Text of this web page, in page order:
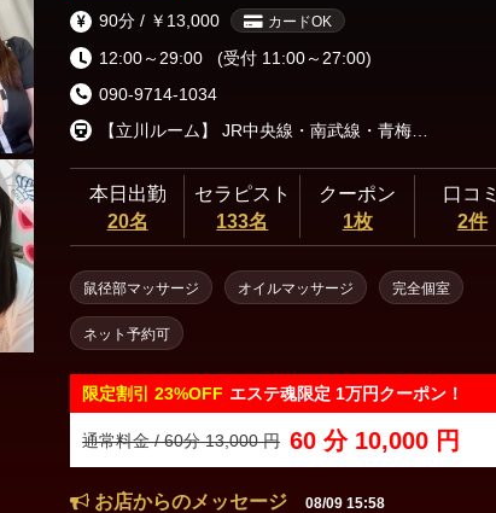
90分 / ￥13,000 カードOK
12:00～29:00
(受付 11:00～27:00)
090-9714-1034
本日出勤
20名
セラピスト
133名
クーポン
1枚
口コミ
2件
鼠径部マッサージ オイルマッサージ 完全個室
ネット予約可
限定割引 23%OFF エステ魂限定 1万円クーポン！
通常料金 / 60分 13,000 円 60 分 10,000 円
お店からのメッセージ 08/09 15:58
六本木・赤坂・青山
銀座・新橋 人形町・茅場町・門前仲町
五反田・品川 蒲田・大森・大井町
葛西・小岩・新小岩
上野・御徒町・浅草 秋葉原・神田・浅草橋
北千住・綾瀬・亀有